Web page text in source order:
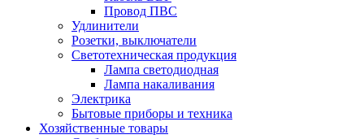
Провод ПВС
Удлинители
Розетки, выключатели
Cветотехническая продукция
Лампа светодиодная
Лампа накаливания
Электрика
Бытовые приборы и техника
Хозяйственные товары